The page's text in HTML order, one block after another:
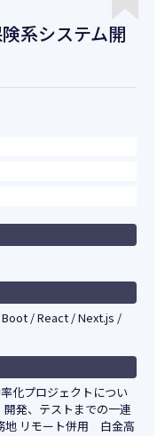
系システム開
/ React / Next.js /
化プロジェクトについ
発、テストまでの一連
地 リモート併用 白金高